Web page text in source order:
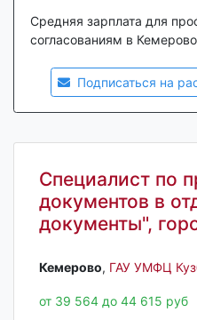
Средняя зарплата для
согласованиям в
Подписаться на
Специалист по
документов в
документы",
Кемерово‎, ГАУ УМФЦ
от 39 564 до 44 615 руб